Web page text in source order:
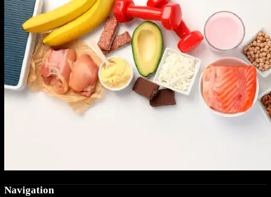
Navigation